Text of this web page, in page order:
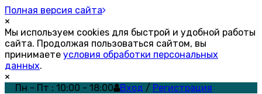
Полная версия сайта
×
Мы используем cookies для быстрой и удобной работы
сайта. Продолжая пользоваться сайтом, вы
принимаете условия обработки персональных
данных.
×
Пн - Пт : 10:00 - 18:00
Вход / Регистрация